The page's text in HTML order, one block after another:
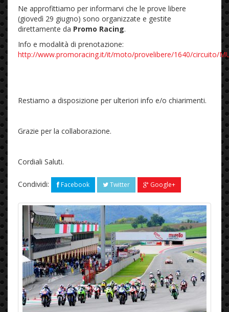
Ne approfittiamo per informarvi che le prove libere
(giovedì 29 giugno) sono organizzate e gestite
direttamente da Promo Racing.
Info e modalità di prenotazione:
http://www.promoracing.it/it/moto/provelibere/1640/circuito/
Restiamo a disposizione per ulteriori info e/o chiarimenti.
Grazie per la collaborazione.
Cordiali Saluti.
Condividi: Facebook Twitter Google+